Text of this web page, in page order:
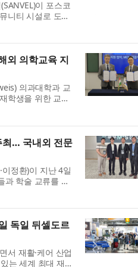
이 포스코
니티 시설로 도입
외 의학교육 지
의과대학과 교
학생을 위한 교육
최… 국내외 전문
정환)이 지난 4일
과 학술 교류를 이
독일 뒤셀도르
서 재활·케어 산업
는 세계 최대 재활